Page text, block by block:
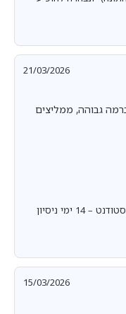
21/03/2026
גבוהה, ממליצים
ביקורת זו נכתבה במקור עבור המוצר "כסא סטודנט – 14 ימי ניסיון
15/03/2026